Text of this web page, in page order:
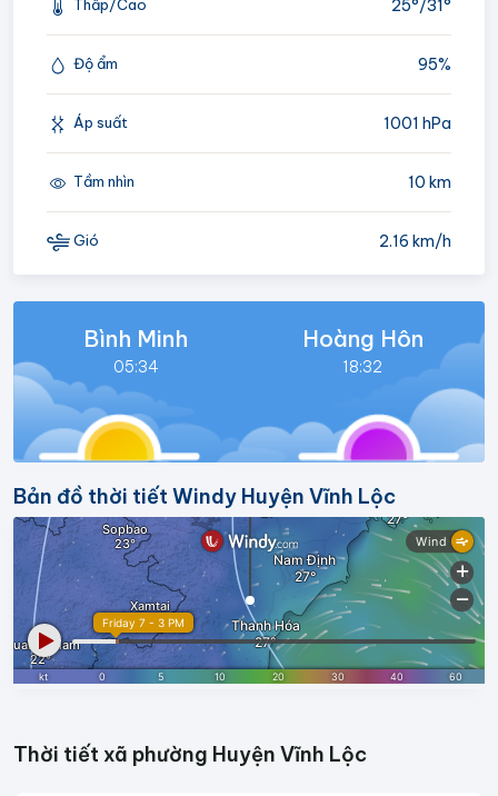
Thấp/Cao 25°/31°
Độ ẩm 95%
Áp suất 1001 hPa
Tầm nhìn 10 km
Gió 2.16 km/h
Bình Minh
05:34
Hoàng Hôn
18:32
Bản đồ thời tiết Windy Huyện Vĩnh Lộc
Thời tiết xã phường Huyện Vĩnh Lộc